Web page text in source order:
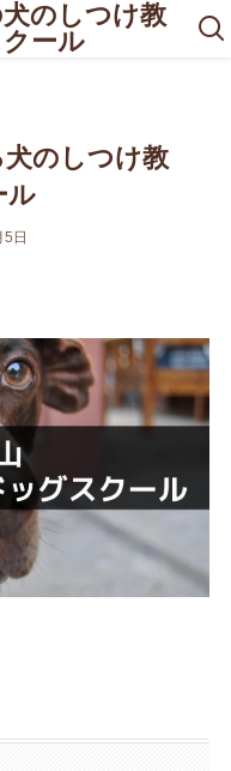
のしつけ教
ール
のしつけ教
ル
日